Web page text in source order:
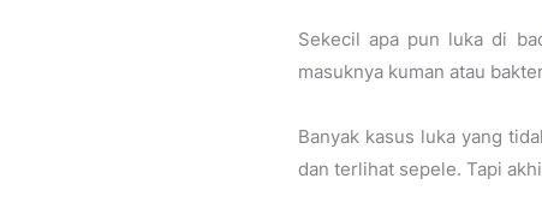
Sekecil apa pun luka di
masuknya kuman atau
Banyak kasus luka yang
dan terlihat sepele. Tapi